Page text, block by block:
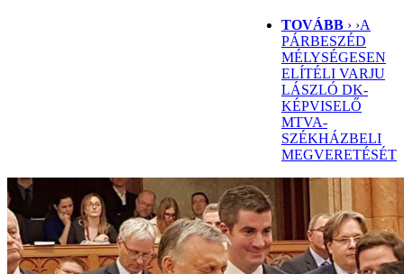
TOVÁBB › ›A
PÁRBESZÉD
MÉLYSÉGESEN
ELÍTÉLI VARJU
LÁSZLÓ DK-
KÉPVISELŐ
MTVA-
SZÉKHÁZBELI
MEGVERETÉSÉT